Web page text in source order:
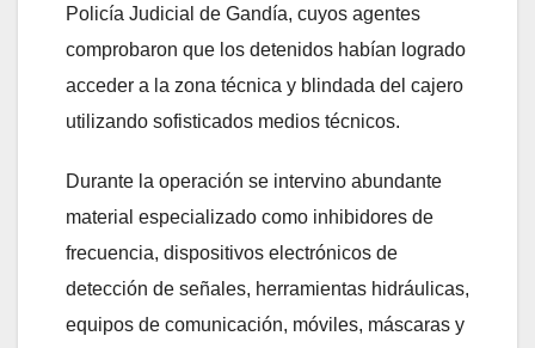
Policía Judicial de Gandía, cuyos agentes
comprobaron que los detenidos habían logrado
acceder a la zona técnica y blindada del cajero
utilizando sofisticados medios técnicos.
Durante la operación se intervino abundante
material especializado como inhibidores de
frecuencia, dispositivos electrónicos de
detección de señales, herramientas hidráulicas,
equipos de comunicación, móviles, máscaras y